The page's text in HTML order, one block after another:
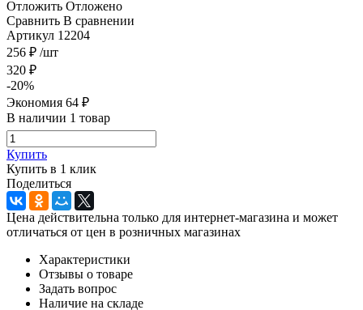
Отложить Отложено
Сравнить В сравнении
Артикул 12204
256 ₽ /шт
320 ₽
-20%
Экономия 64 ₽
В наличии 1 товар
Купить
Купить в 1 клик
Поделиться
Цена действительна только для интернет-магазина и может
отличаться от цен в розничных магазинах
Характеристики
Отзывы о товаре
Задать вопрос
Наличие на складе